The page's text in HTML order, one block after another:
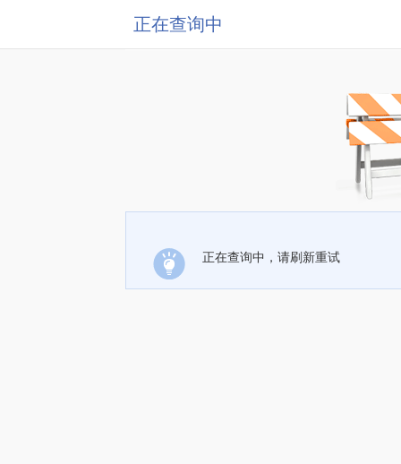
正在查询中
正在查询中，请刷新重试